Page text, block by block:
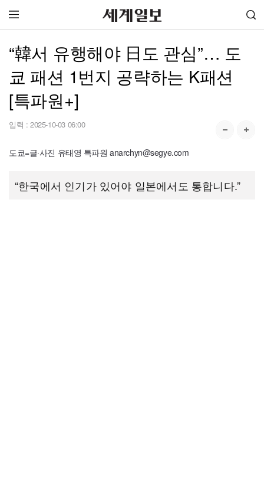
“韓서 유행해야 日도 관심”… 도
쿄 패션 1번지 공략하는 K패션
[특파원+]
입력 : 2025-10-03 06:00
도쿄=글·사진 유태영 특파원 anarchyn@segye.com
“한국에서 인기가 있어야 일본에서도 통합니다.”